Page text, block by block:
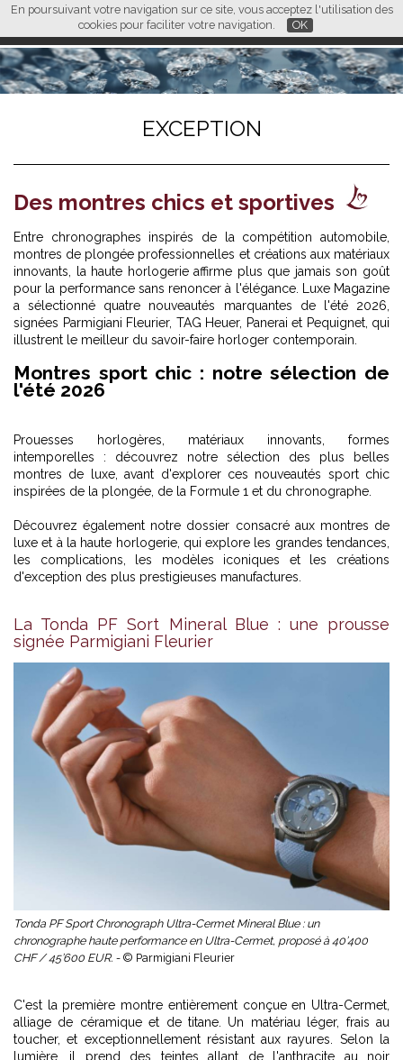
En poursuivant votre navigation sur ce site, vous acceptez l'utilisation des
cookies pour faciliter votre navigation.
OK
FR EN CN
L M
EXCEPTION
Des montres chics et sportives
Entre chronographes inspirés de la compétition automobile,
montres de plongée professionnelles et créations aux matériaux
innovants, la haute horlogerie affirme plus que jamais son goût
pour la performance sans renoncer à l'élégance. Luxe Magazine
a sélectionné quatre nouveautés marquantes de l'été 2026,
signées Parmigiani Fleurier, TAG Heuer, Panerai et Pequignet, qui
illustrent le meilleur du savoir-faire horloger contemporain.
Montres sport chic : notre sélection de
l'été 2026
Prouesses horlogères, matériaux innovants, formes
intemporelles : découvrez notre sélection des plus belles
montres de luxe, avant d'explorer ces nouveautés sport chic
inspirées de la plongée, de la Formule 1 et du chronographe.
Découvrez également notre dossier consacré aux montres de
luxe et à la haute horlogerie, qui explore les grandes tendances,
les complications, les modèles iconiques et les créations
d'exception des plus prestigieuses manufactures.
La Tonda PF Sort Mineral Blue : une prousse
signée Parmigiani Fleurier
Tonda PF Sport Chronograph Ultra-Cermet Mineral Blue : un
chronographe haute performance en Ultra-Cermet, proposé à 40’400
CHF / 45’600 EUR. - © Parmigiani Fleurier
C'est la première montre entièrement conçue en Ultra-Cermet,
alliage de céramique et de titane. Un matériau léger, frais au
toucher, et exceptionnellement résistant aux rayures. Selon la
lumière, il prend des teintes allant de l'anthracite au noir